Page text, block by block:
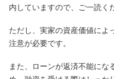
内していますので、ご一読く
ただし、実家の資産価値によ
注意が必要です。
また、ローンが返済不能にな